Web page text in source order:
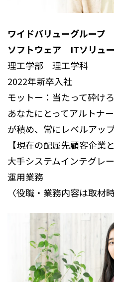
ワイドバリューグループ
ソフトウェア ITソリュ
理工学部 理工学科
2022年新卒入社
モットー：当たって砕けろ
あなたにとってアルトナ
が積め、常にレベルアップ
【現在の配属先顧客企業
大手システムインテグレ
運用業務
〈役職・業務内容は取材